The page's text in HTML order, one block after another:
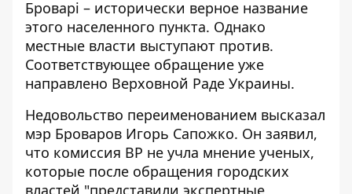
Броварі – исторически верное название
этого населенного пункта. Однако
местные власти выступают против.
Соответствующее обращение уже
направлено Верховной Раде Украины.
Недовольство переименованием высказал
мэр Броваров Игорь Сапожко. Он заявил,
что комиссия ВР не учла мнение ученых,
которые после обращения городских
властей "представили экспертные